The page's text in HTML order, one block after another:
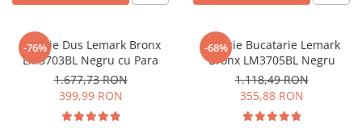
-76%
Baterie Dus Lemark Bronx
LM3703BL Negru cu Para
1.677,73 RON
399,99 RON
-68%
Baterie Bucatarie Lemark
Bronx LM3705BL Negru
1.118,49 RON
355,88 RON